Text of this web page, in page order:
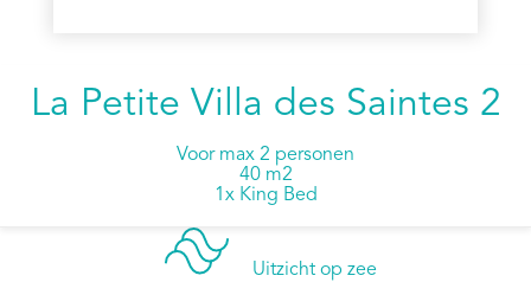
La Petite Villa des Saintes 2
Voor max 2 personen
40 m2
1x King Bed
Uitzicht op zee